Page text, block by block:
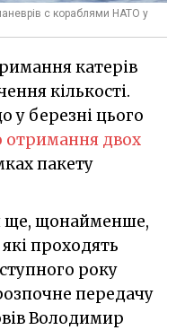
с кораблями НАТО у
катерів
кількості.
у березні цього
отримання двох
пакету
ще, щонайменше,
проходять
року
передачу
Володимир